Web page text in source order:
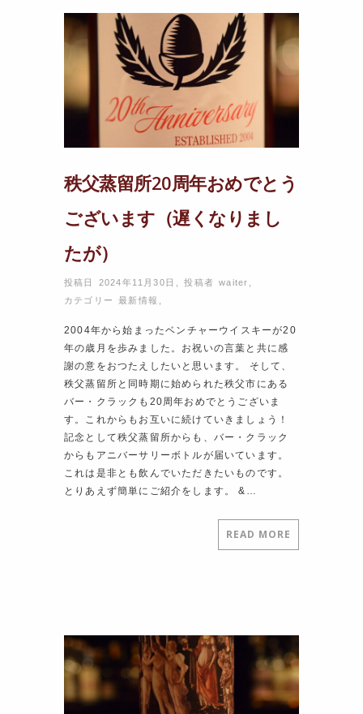
秩父蒸留所20周年おめでとう
ございます（遅くなりまし
たが）
投稿日 2024年11月30日 ,投稿者waiter
カテゴリー最新情報
2004年から始まったベンチャーウイスキーが20
年の歳月を歩みました。お祝いの言葉と共に感
謝の意をおつたえしたいと思います。 そして、
秩父蒸留所と同時期に始められた秩父市にある
バー・クラックも20周年おめでとうございま
す。これからもお互いに続けていきましょう！
記念として秩父蒸留所からも、バー・クラック
からもアニバーサリーボトルが届いています。
これは是非とも飲んでいただきたいものです。
とりあえず簡単にご紹介をします。 &…
READ MORE